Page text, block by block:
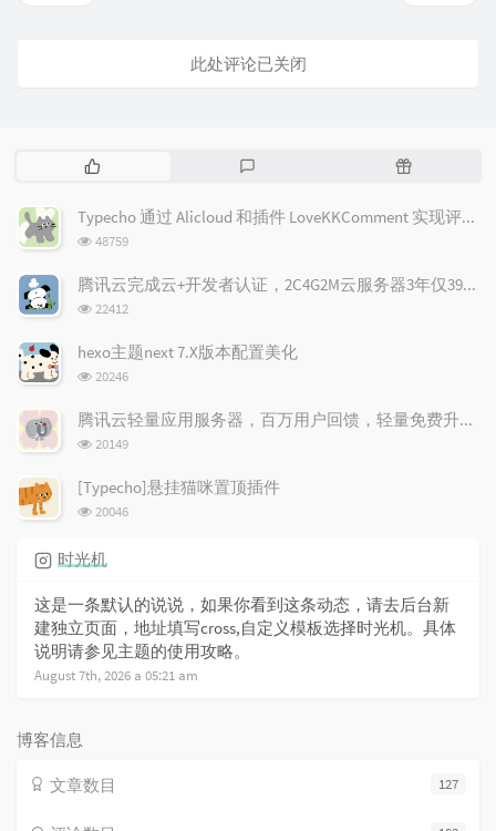
此处评论已关闭
热
章
评
随
文
Typecho 通过 Alicloud 和插件 LoveKKComment 实现评论邮件通知
浏
次
数:
48759
腾讯云完成云+开发者认证，2C4G2M云服务器3年仅398元(限新)！
浏
数:
22412
hexo主题next 7.X版本配置美化
浏
次
数:
20246
腾讯云轻量应用服务器，百万用户回馈，轻量免费升配！
浏
数:
20149
[Typecho]悬挂猫咪置顶插件
浏
次
数:
20046
时光机
这是一条默认的说说，如果你看到这条动态，请去后台新
建独立页面，地址填写cross,自定义模板选择时光机。具体
说明请参见主题的使用攻略。
August 7th, 2026 a 05:21 am
博客信息
127
文章数目